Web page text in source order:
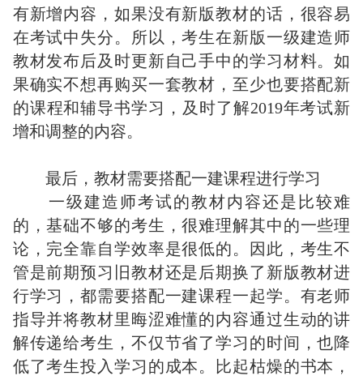
有新增内容，如果没有新版教材的话，很容易
在考试中失分。所以，考生在新版一级建造师
教材发布后及时更新自己手中的学习材料。如
果确实不想再购买一套教材，至少也要搭配新
的课程和辅导书学习，及时了解2019年考试新
增和调整的内容。
最后，教材需要搭配一建课程进行学习
一级建造师考试的教材内容还是比较难
的，基础不够的考生，很难理解其中的一些理
论，完全靠自学效率是很低的。因此，考生不
管是前期预习旧教材还是后期换了新版教材进
行学习，都需要搭配一建课程一起学。有老师
指导并将教材里晦涩难懂的内容通过生动的讲
解传递给考生，不仅节省了学习的时间，也降
低了考生投入学习的成本。比起枯燥的书本，